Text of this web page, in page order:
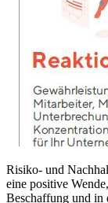
Risiko- und
eine positive
Beschaffung und in